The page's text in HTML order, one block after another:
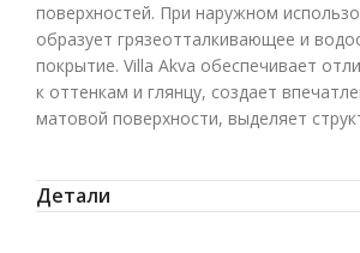
поверхностей. При наружном
образует грязеотталкивающее и
покрытие. Villa Akva обеспечивает
к оттенкам и глянцу, создает
матовой поверхности, выделяет
Детали